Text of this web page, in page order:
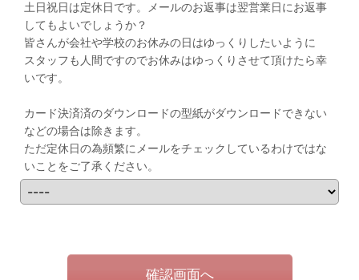
土日祝日は定休日です。メールのお返事は翌営業日にお返事
してもよいでしょうか？
皆さんが会社や学校のお休みの日はゆっくりしたいように
スタッフも人間ですのでお休みはゆっくりさせて頂けたら幸
いです。
カード決済済のダウンロードの型紙がダウンロードできない
などの場合は除きます。
ただ定休日の為頻繁にメールをチェックしているわけではな
いことをご了承ください。
確認画面へ